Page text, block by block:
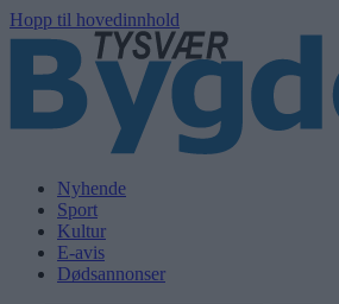
Hopp til hovedinnhold
Nyhende
Sport
Kultur
E-avis
Dødsannonser